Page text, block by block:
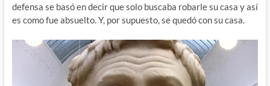
defensa se basó en decir que solo buscaba robarle su casa y así
es como fue absuelto. Y, por supuesto, se quedó con su casa.